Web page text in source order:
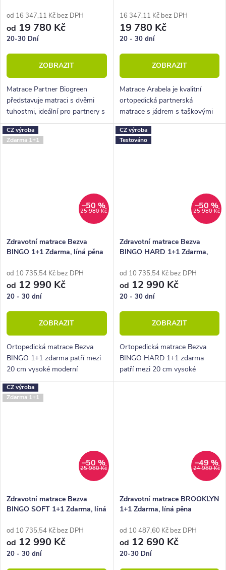
od 16 347,11 Kč bez DPH
od 19 780 Kč
20-30 Dní
ZOBRAZIT
Matrace Partner Biogreen
představuje matraci s dvěmi
tuhostmi, ideální pro partnery s
rozdílnými požadavky na tuhost
ležení.
16 347,11 Kč bez DPH
19 780 Kč
20 - 30 dní
ZOBRAZIT
Matrace Arabela je kvalitní
ortopedická partnerská
matrace s jádrem s taškovými
pružinami a odolným pratelným
potahem.
CZ výroba
Zdarma 1+1
25 980 Kč
–50 %
Zdravotní matrace Bezva
BINGO 1+1 Zdarma, líná pěna
od 10 735,54 Kč bez DPH
od 12 990 Kč
20 - 30 dní
ZOBRAZIT
Ortopedická matrace Bezva
BINGO 1+1 zdarma patří mezi
20 cm vysoké moderní
partnerské oboustranné
matrace střední tvrdosti.
Můžeme ji doporučit pro muže i
CZ výroba
Testováno
25 980 Kč
–50 %
Zdravotní matrace Bezva
BINGO HARD 1+1 Zdarma,
od 10 735,54 Kč bez DPH
od 12 990 Kč
20 - 30 dní
ZOBRAZIT
Ortopedická matrace Bezva
BINGO HARD 1+1 zdarma
patří mezi 20 cm vysoké
moderní partnerské
CZ výroba
Zdarma 1+1
25 980 Kč
–50 %
Zdravotní matrace Bezva
BINGO SOFT 1+1 Zdarma, líná
od 10 735,54 Kč bez DPH
od 12 990 Kč
20 - 30 dní
24 980 Kč
–49 %
Zdravotní matrace BROOKLYN
1+1 Zdarma, líná pěna
od 10 487,60 Kč bez DPH
od 12 690 Kč
20-30 Dní